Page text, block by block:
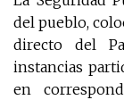
del pueblo,
directo del
instancias
en